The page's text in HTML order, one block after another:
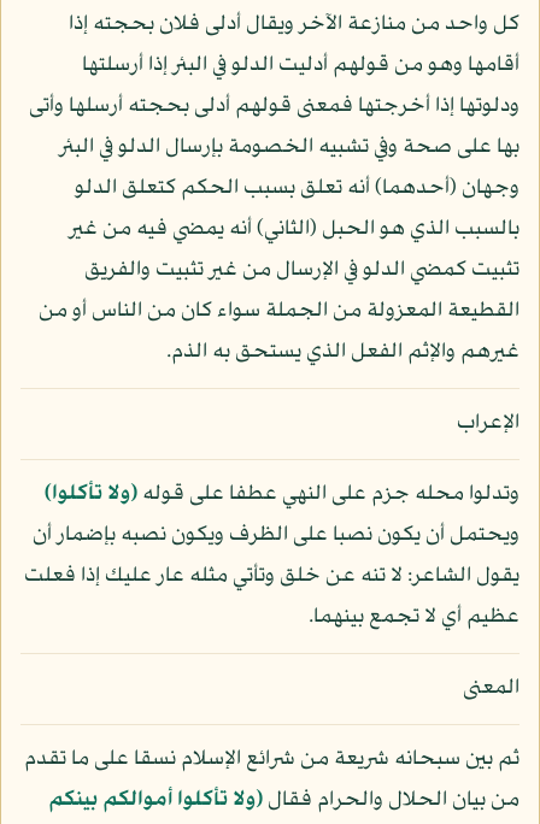
كل واحد من منازعة الآخر ويقال أدلى فلان بحجته إذا
أقامها وهو من قولهم أدليت الدلو في البئر إذا أرسلتها
ودلوتها إذا أخرجتها فمعنى قولهم أدلى بحجته أرسلها وأتى
بها على صحة وفي تشبيه الخصومة بإرسال الدلو في البئر
وجهان (أحدهما) أنه تعلق بسبب الحكم كتعلق الدلو
بالسبب الذي هو الحبل (الثاني) أنه يمضي فيه من غير
تثبيت كمضي الدلو في الإرسال من غير تثبيت والفريق
القطيعة المعزولة من الجملة سواء كان من الناس أو من
غيرهم والإثم الفعل الذي يستحق به الذم.
الإعراب
وتدلوا محله جزم على النهي عطفا على قوله﴿ولا تأكلوا﴾
ويحتمل أن يكون نصبا على الظرف ويكون نصبه بإضمار أن
يقول الشاعر: لا تنه عن خلق وتأتي مثله عار عليك إذا فعلت
عظيم أي لا تجمع بينهما.
المعنى
ثم بين سبحانه شريعة من شرائع الإسلام نسقا على ما تقدم
من بيان الحلال والحرام فقال﴿ولا تأكلوا أموالكم بينكم